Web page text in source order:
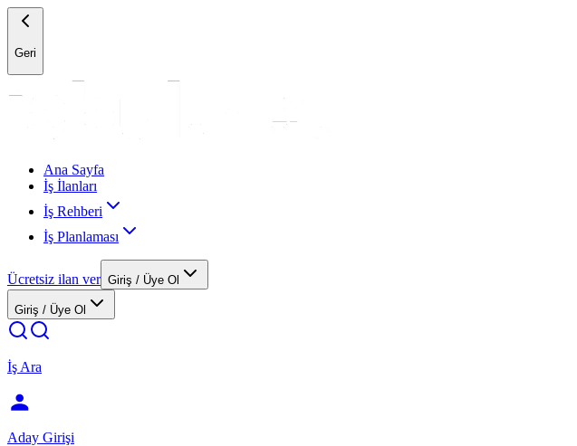
Geri
Ana Sayfa
İş İlanları
İş Rehberi
İş Planlaması
Ücretsiz ilan ver Giriş / Üye Ol
Giriş / Üye Ol
İş Ara
Aday Girişi